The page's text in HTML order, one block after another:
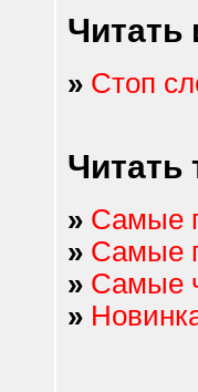
Читать
» Стоп
Читать
» Самые
» Самые
» Самые
»